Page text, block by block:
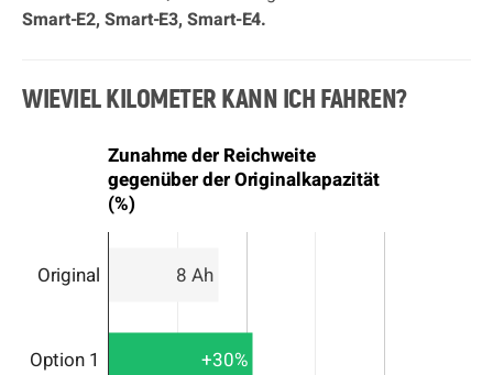
Smart-E2, Smart-E3, Smart-E4.
WIEVIEL KILOMETER KANN ICH FAHREN?
Zunahme der Reichweite
gegenüber der Originalkapazität
(%)
Original
Option 1
8 Ah
+30%